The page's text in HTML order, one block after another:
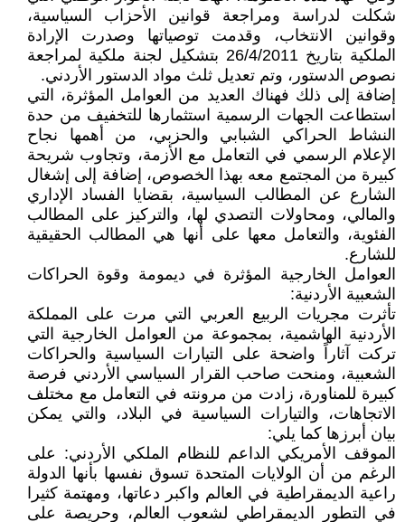
شكلت لدراسة ومراجعة قوانين الأحزاب السياسية،
وقوانين الانتخاب، وقدمت توصياتها وصدرت الإرادة
الملكية بتاريخ 26/4/2011 بتشكيل لجنة ملكية لمراجعة
نصوص الدستور، وتم تعديل ثلث مواد الدستور الأردني.
إضافة إلى ذلك فهناك العديد من العوامل المؤثرة، التي
استطاعت الجهات الرسمية استثمارها للتخفيف من حدة
النشاط الحراكي الشبابي والحزبي، من أهمها نجاح
الإعلام الرسمي في التعامل مع الأزمة، وتجاوب شريحة
كبيرة من المجتمع معه بهذا الخصوص، إضافة إلى إشغال
الشارع عن المطالب السياسية، بقضايا الفساد الإداري
والمالي، ومحاولات التصدي لها، والتركيز على المطالب
الفئوية، والتعامل معها على أنها هي المطالب الحقيقية
للشارع.
العوامل الخارجية المؤثرة في ديمومة وقوة الحراكات
الشعبية الأردنية:
تأثرت مجريات الربيع العربي التي مرت على المملكة
الأردنية الهاشمية، بمجموعة من العوامل الخارجية التي
تركت آثاراً واضحة على التيارات السياسية والحراكات
الشعبية، ومنحت صاحب القرار السياسي الأردني فرصة
كبيرة للمناورة، زادت من مرونته في التعامل مع مختلف
الاتجاهات، والتيارات السياسية في البلاد، والتي يمكن
بيان أبرزها كما يلي:
الموقف الأمريكي الداعم للنظام الملكي الأردني: على
الرغم من أن الولايات المتحدة تسوق نفسها بأنها الدولة
راعية الديمقراطية في العالم واكبر دعاتها، ومهتمة كثيرا
في التطور الديمقراطي لشعوب العالم، وحريصة على